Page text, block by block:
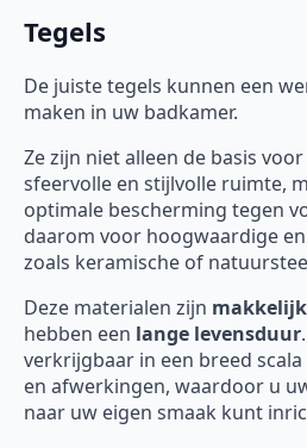
Tegels
De juiste tegels kunnen een
maken in uw badkamer.
Ze zijn niet alleen de basis
sfeervolle en stijlvolle ruimte,
optimale bescherming tegen
daarom voor hoogwaardige
zoals keramische of
Deze materialen zijn
hebben een lange levensduur
verkrijgbaar in een breed
en afwerkingen, waardoor u
naar uw eigen smaak kunt